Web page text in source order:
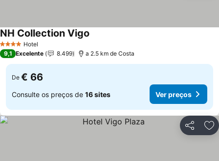
4 EstrelasHotel
NH Collection Vigo
9,1 Excelente 8.499 a 2.5 km de Costa
De € 66
Consulte os preços de 16 sites Ver preços
Partilhar